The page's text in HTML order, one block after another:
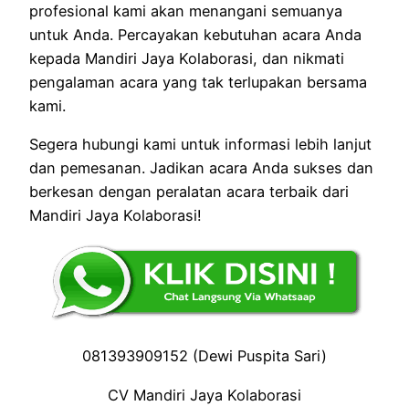
profesional kami akan menangani semuanya
untuk Anda. Percayakan kebutuhan acara Anda
kepada Mandiri Jaya Kolaborasi, dan nikmati
pengalaman acara yang tak terlupakan bersama
kami.
Segera hubungi kami untuk informasi lebih lanjut
dan pemesanan. Jadikan acara Anda sukses dan
berkesan dengan peralatan acara terbaik dari
Mandiri Jaya Kolaborasi!
081393909152 (Dewi Puspita Sari)
CV Mandiri Jaya Kolaborasi